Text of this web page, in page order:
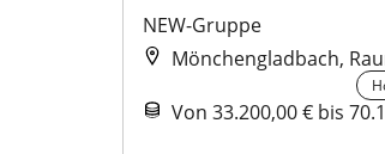
NEW-Gruppe
Mönchengladbach,
Von 33.200,00 € bis